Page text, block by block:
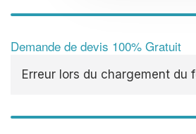
Demande de devis 100% Gratuit
Erreur lors du chargement du